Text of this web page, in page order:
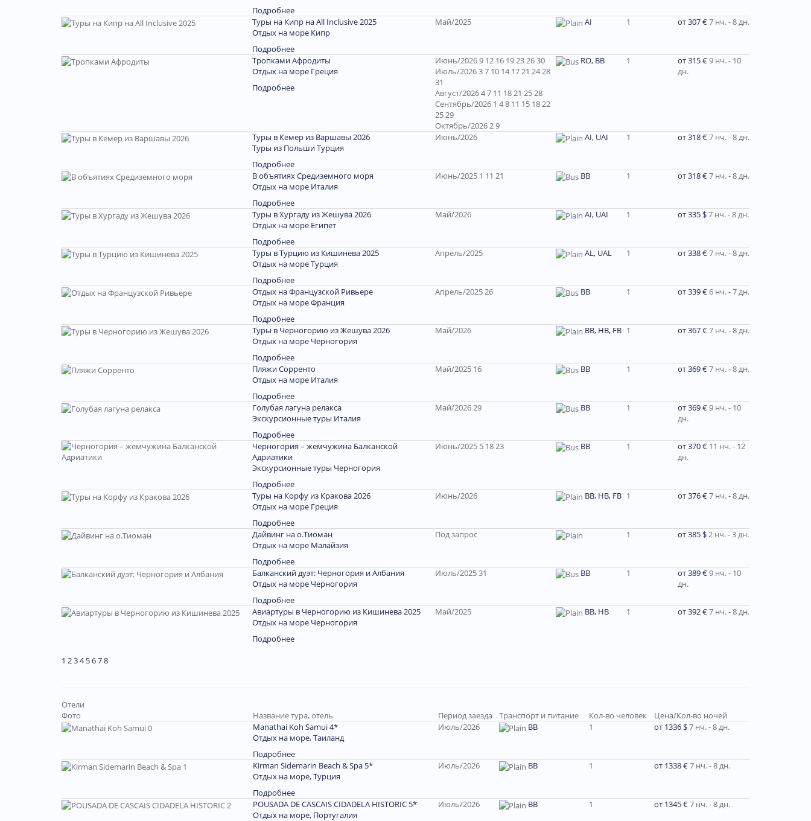
Подробнее
Туры на Кипр на All Inclusive 2025
Отдых на море Кипр
Подробнее
Май/2025 AI 1 от 307 €7 нч. - 8 дн.
Тропками Афродиты
Отдых на море Греция
Подробнее
Июнь/2026 9 12 16 19 23 26 30
Июль/2026 3 7 10 14 17 21 24 28
31
Август/2026 4 7 11 18 21 25 28
Сентябрь/2026 1 4 8 11 15 18 22
25 29
Октябрь/2026 2 9
RO, BB 1 от 315 €9 нч. - 10
дн.
Туры в Кемер из Варшавы 2026
Туры из Польши Турция
Подробнее
Июнь/2026 AI, UAI 1 от 318 €7 нч. - 8 дн.
В объятиях Средиземного моря
Отдых на море Италия
Подробнее
Июнь/2025 1 11 21 BB 1 от 318 €7 нч. - 8 дн.
Туры в Хургаду из Жешува 2026
Отдых на море Египет
Подробнее
Май/2026 AI, UAI 1 от 335 $7 нч. - 8 дн.
Туры в Турцию из Кишинева 2025
Отдых на море Турция
Подробнее
Апрель/2025 AL, UAL 1 от 338 €7 нч. - 8 дн.
Отдых на Французской Ривьере
Отдых на море Франция
Подробнее
Апрель/2025 26 BB 1 от 339 €6 нч. - 7 дн.
Туры в Черногорию из Жешува 2026
Отдых на море Черногория
Подробнее
Май/2026 BB, HB, FB 1 от 367 €7 нч. - 8 дн.
Пляжи Сорренто
Отдых на море Италия
Подробнее
Май/2025 16 BB 1 от 369 €7 нч. - 8 дн.
Голубая лагуна релакса
Экскурсионные туры Италия
Подробнее
Май/2026 29 BB 1 от 369 €9 нч. - 10
дн.
Черногория – жемчужина Балканской
Адриатики
Экскурсионные туры Черногория
Подробнее
Июнь/2025 5 18 23 BB 1 от 370 € 11 нч. - 12
дн.
Туры на Корфу из Кракова 2026
Отдых на море Греция
Подробнее
Июнь/2026 BB, HB, FB 1 от 376 €7 нч. - 8 дн.
Дайвинг на о.Тиоман
Отдых на море Малайзия
Подробнее
Под запрос 1 от 385 $2 нч. - 3 дн.
Балканский дуэт: Черногория и Албания
Отдых на море Черногория
Подробнее
Июль/2025 31 ВВ 1 от 389 €9 нч. - 10
дн.
Авиартуры в Черногорию из Кишинева 2025
Отдых на море Черногория
Подробнее
Май/2025 ВВ, НВ 1 от 392 €7 нч. - 8 дн.
1 234 5678
Отели
Фото
Название тура, отель Период заезда Транспорт и питание Кол-во человек
Цена/Кол-во ночей
Manathai Koh Samui 4*
Отдых на море, Таиланд
Подробнее
Июль/2026 ВВ 1 от 1336 $7 нч. - 8 дн.
Kirman Sidemarin Beach & Spa 5*
Отдых на море, Турция
Подробнее
Июль/2026 ВВ 1 от 1338 €7 нч. - 8 дн.
POUSADA DE CASCAIS CIDADELA HISTORIC 5*
Отдых на море, Португалия
Июль/2026 ВВ 1 от 1345 €7 нч. - 8 дн.